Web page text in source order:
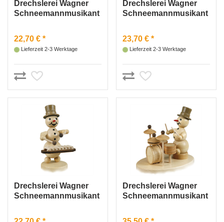
Drechslerei Wagner
Schneemannmusikant
22,70 € *
Lieferzeit 2-3 Werktage
Drechslerei Wagner
Schneemannmusikant
23,70 € *
Lieferzeit 2-3 Werktage
Drechslerei Wagner
Schneemannmusikant
Drechslerei Wagner
Schneemannmusikant